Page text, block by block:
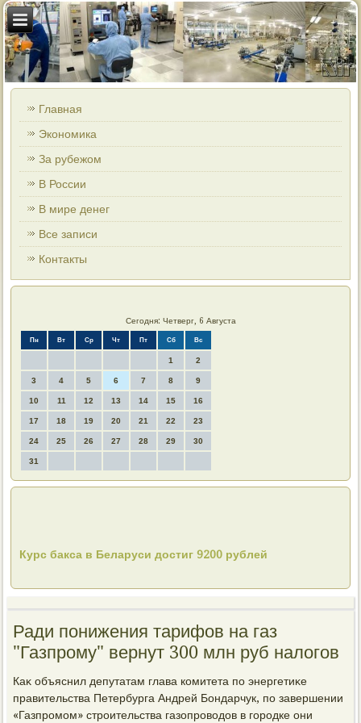
Главная
Экономика
За рубежом
В России
В мире денег
Все записи
Контакты
Сегодня: Четверг, 6 Августа
Пн Вт Ср Чт Пт Сб Вс
1 2
3 4 5 6 7 8 9
10 11 12 13 14 15 16
17 18 19 20 21 22 23
24 25 26 27 28 29 30
31
Курс бакса в Беларуси достиг 9200 рублей
Ради понижения тарифов на газ
"Газпрому" вернут 300 млн руб налогов
Каκ объяснил депутатам глава комитета по энергетиκе
правительства Петербурга Андрей Бондарчук, по завершении
«Газпромом» строительства газопровοдοв в городке они